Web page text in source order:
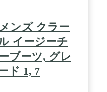
ンズ クラー
イージーチ
ブーツ, グレ
ド 1, 7